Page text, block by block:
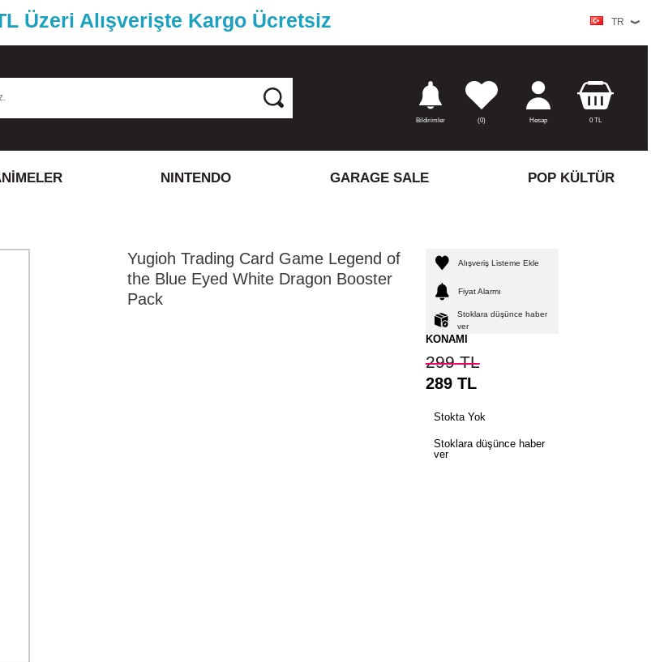
Üzeri Alışverişte Kargo Ücretsiz TR
Bildirimler (0) Hesap 0TL
NINTENDO GARAGE SALE POP KÜLTÜR
Yugioh Trading Card Game Legend of
the Blue Eyed White Dragon Booster
Pack
Alışveriş Listeme Ekle
Fiyat Alarmı
Stoklara düşünce haber
ver
KONAMI
299TL
289TL
Stokta Yok
Stoklara düşünce haber
ver